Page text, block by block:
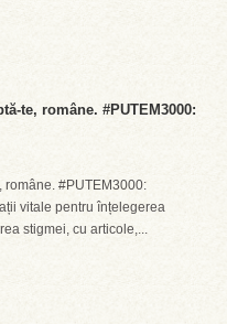
te, române. #PUTEM3000:
române. #PUTEM3000:
vitale pentru înțelegerea
stigmei, cu articole,...